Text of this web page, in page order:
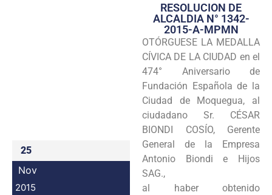
Transparencia
Seguridad
Programas
Intranet
25
Nov
2015
RESOLUCION DE
ALCALDIA N° 1342-
2015-A-MPMN
OTÓRGUESE LA MEDALLA
CÍVICA DE LA CIUDAD en el
474° Aniversario de
Fundación Española de la
Ciudad de Moquegua, al
ciudadano Sr. CÉSAR
BIONDI COSÍO, Gerente
General de la Empresa
Antonio Biondi e Hijos
SAG.,
al haber obtenido